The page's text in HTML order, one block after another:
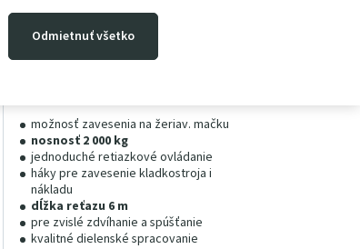
Odmietnuť všetko
Ručný kladkostroj HSZ2x6x •
REŤAZOVÝ
možnosť zavesenia na žeriav. mačku
nosnosť 2 000 kg
jednoduché retiazkové ovládanie
háky pre zavesenie kladkostroja i
nákladu
dĺžka reťazu 6 m
pre zvislé zdvíhanie a spúšťanie
kvalitné dielenské spracovanie